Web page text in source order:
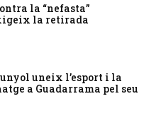
la “nefasta”
la retirada
uneix l’esport i la
a Guadarrama pel seu